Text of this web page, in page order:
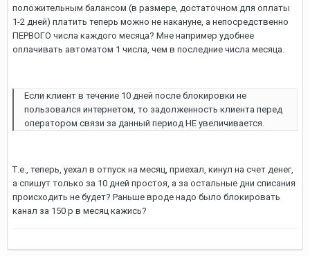
положительным балансом (в размере, достаточном для оплаты
1-2 дней) платить теперь можно не накануне, а непосредственно
ПЕРВОГО числа каждого месяца? Мне например удобнее
оплачивать автоматом 1 числа, чем в последние числа месяца.
Если клиент в течение 10 дней после блокировки не
пользовался интернетом, то задолженность клиента перед
оператором связи за данный период НЕ увеличивается.
Т.е., теперь, уехал в отпуск на месяц, приехал, кинул на счет денег,
а спишут только за 10 дней простоя, а за остальные дни списания
происходить не будет? Раньше вроде надо было блокировать
канал за 150 р в месяц кажись?